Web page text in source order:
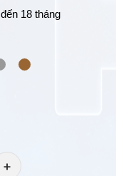
18 tháng
+